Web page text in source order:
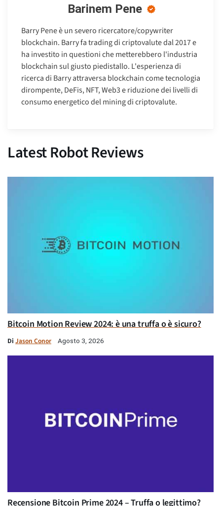
Barinem Pene
Barry Pene è un severo ricercatore/copywriter
blockchain. Barry fa trading di criptovalute dal 2017 e
ha investito in questioni che metterebbero l'industria
blockchain sul giusto piedistallo. L'esperienza di
ricerca di Barry attraversa blockchain come tecnologia
dirompente, DeFis, NFT, Web3 e riduzione dei livelli di
consumo energetico del mining di criptovalute.
Latest Robot Reviews
Bitcoin Motion Review 2024: è una truffa o è sicuro?
Di Jason Conor Agosto 3, 2026
Recensione Bitcoin Prime 2024 – Truffa o legittimo?